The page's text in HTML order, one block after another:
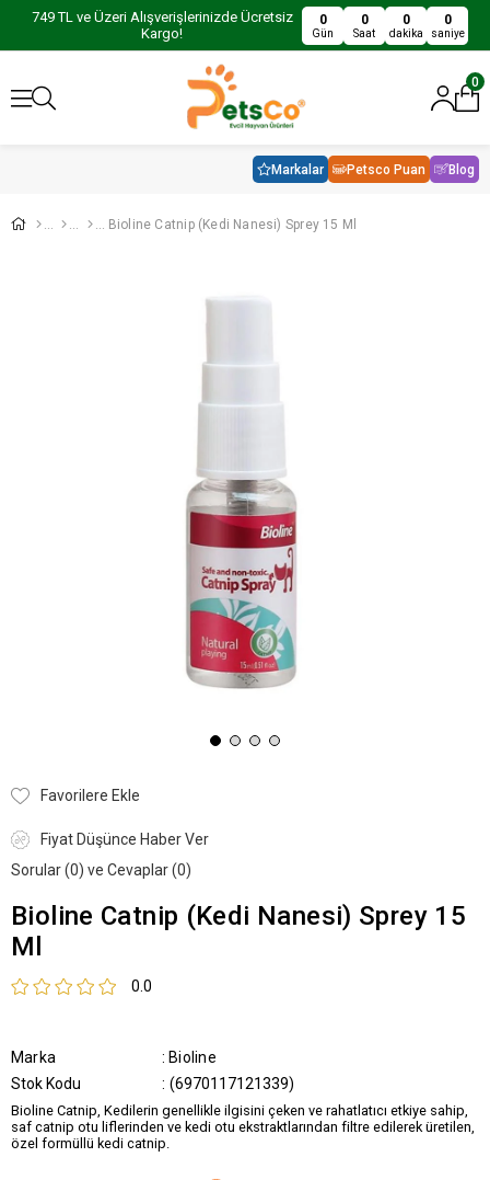
749 TL ve Üzeri Alışverişlerinizde Ücretsiz
Kargo!
0
Gün
0
Saat
0
dakika
0
saniye
0
Markalar Petsco Puan Blog
Bioline Catnip (Kedi Nanesi) Sprey 15 Ml
Favorilere Ekle
Fiyat Düşünce Haber Ver
Sorular (0) ve Cevaplar (0)
Bioline Catnip (Kedi Nanesi) Sprey 15
Ml
0.0
Marka : Bioline
Stok Kodu
(6970117121339)
Bioline Catnip, Kedilerin genellikle ilgisini çeken ve rahatlatıcı etkiye sahip,
saf catnip otu liflerinden ve kedi otu ekstraktlarından filtre edilerek üretilen,
özel formüllü kedi catnip.